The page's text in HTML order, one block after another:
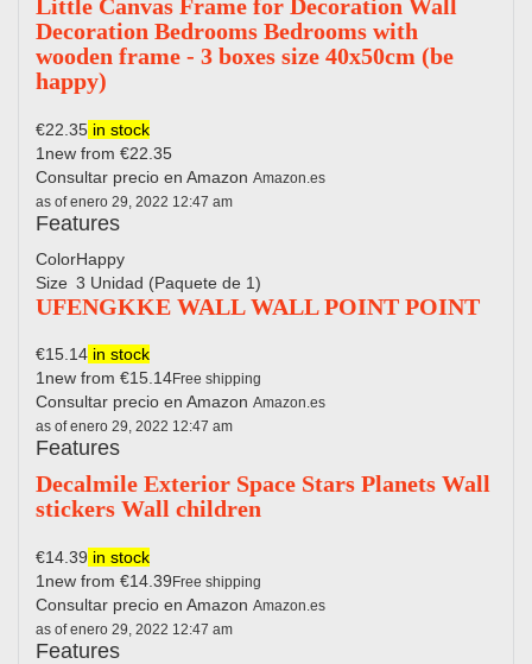
Little Canvas Frame for Decoration Wall
Decoration Bedrooms Bedrooms with
wooden frame - 3 boxes size 40x50cm (be
happy)
€22.35 in stock
1new from €22.35
Consultar precio en Amazon Amazon.es
as of enero 29, 2022 12:47 am
Features
ColorHappy
Size 3 Unidad (Paquete de 1)
UFENGKKE WALL WALL POINT POINT
€15.14 in stock
1new from €15.14Free shipping
Consultar precio en Amazon Amazon.es
as of enero 29, 2022 12:47 am
Features
Decalmile Exterior Space Stars Planets Wall
stickers Wall children
€14.39 in stock
1new from €14.39 Free shipping
Consultar precio en Amazon Amazon.es
as of enero 29, 2022 12:47 am
Features